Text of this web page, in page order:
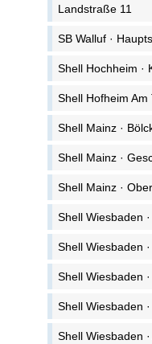
Landstraße 11
SB Walluf ·
Shell Hochheim ·
Shell Hofheim Am
Shell Mainz ·
Shell Mainz ·
Shell Mainz ·
Shell Wiesbaden
Shell Wiesbaden
Shell Wiesbaden
Shell Wiesbaden
Shell Wiesbaden